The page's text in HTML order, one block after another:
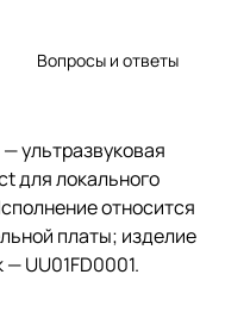
Вопросы и ответы
ультразвуковая
для локального
относится
платы; изделие
UU01FD0001.